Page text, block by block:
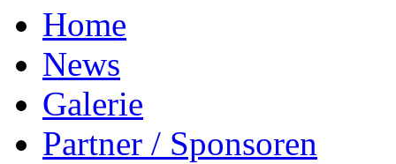
Home
News
Galerie
Partner / Sponsoren